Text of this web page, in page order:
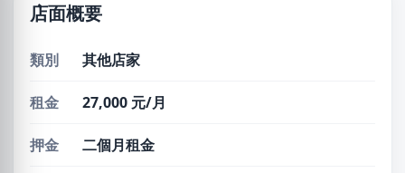
店面概要
類別 其他店家
租金 27,000 元/月
押金 二個月租金